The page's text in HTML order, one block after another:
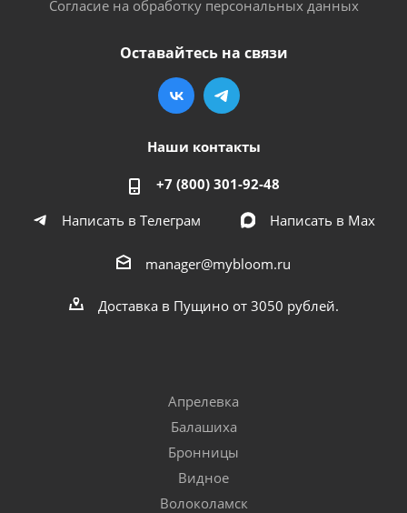
Согласие на обработку персональных данных
Оставайтесь на связи
Наши контакты
+7 (800) 301-92-48
Написать в Телеграм
Написать в Мах
manager@mybloom.ru
Доставка в Пущино от 3050 рублей.
Апрелевка
Балашиха
Бронницы
Видное
Волоколамск